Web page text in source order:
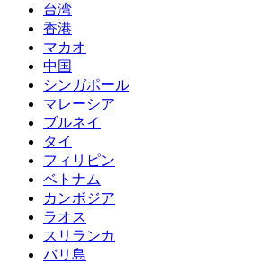
台湾
香港
マカオ
中国
シンガポール
マレーシア
ブルネイ
タイ
フィリピン
ベトナム
カンボジア
ラオス
スリランカ
バリ島